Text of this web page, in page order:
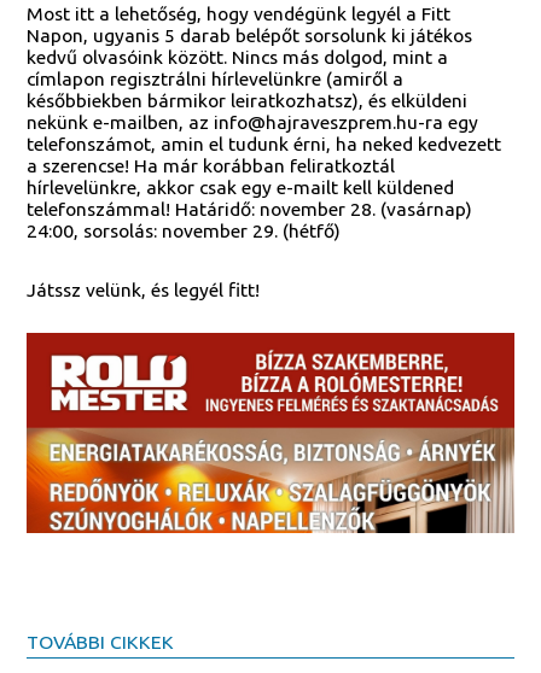
Most itt a lehetőség, hogy vendégünk legyél a Fitt
Napon, ugyanis 5 darab belépőt sorsolunk ki játékos
kedvű olvasóink között. Nincs más dolgod, mint a
címlapon regisztrálni hírlevelünkre (amiről a
későbbiekben bármikor leiratkozhatsz), és elküldeni
nekünk e-mailben, az info@hajraveszprem.hu-ra egy
telefonszámot, amin el tudunk érni, ha neked kedvezett
a szerencse! Ha már korábban feliratkoztál
hírlevelünkre, akkor csak egy e-mailt kell küldened
telefonszámmal! Határidő: november 28. (vasárnap)
24:00, sorsolás: november 29. (hétfő)
Játssz velünk, és legyél fitt!
TOVÁBBI CIKKEK